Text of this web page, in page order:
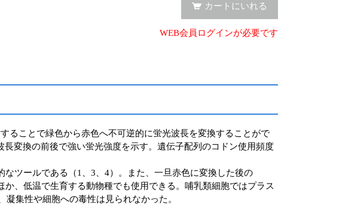
カートにいれる
WEB会員ログインが必要です
ることで緑色から赤色へ不可逆的に蛍光波長を変換することがで
変換の前後で強い蛍光強度を示す。遺伝子配列のコドン使用頻度
ツールである（1、3、4）。また、一旦赤色に変換した後の
、低温で生育する動物種でも使用できる。哺乳類細胞ではプラス
集性や細胞への毒性は見られなかった。